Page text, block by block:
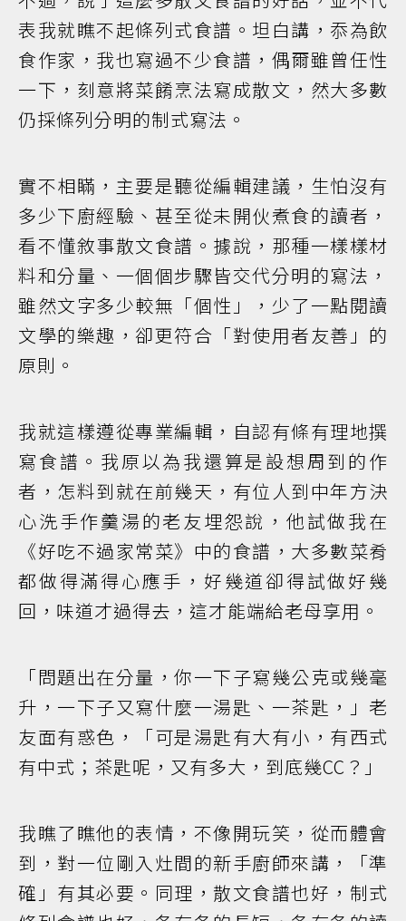
表我就瞧不起條列式食譜。坦白講，忝為飲
食作家，我也寫過不少食譜，偶爾雖曾任性
一下，刻意將菜餚烹法寫成散文，然大多數
仍採條列分明的制式寫法。
實不相瞞，主要是聽從編輯建議，生怕沒有
多少下廚經驗、甚至從未開伙煮食的讀者，
看不懂敘事散文食譜。據說，那種一樣樣材
料和分量、一個個步驟皆交代分明的寫法，
雖然文字多少較無「個性」，少了一點閱讀
文學的樂趣，卻更符合「對使用者友善」的
原則。
我就這樣遵從專業編輯，自認有條有理地撰
寫食譜。我原以為我還算是設想周到的作
者，怎料到就在前幾天，有位人到中年方決
心洗手作羹湯的老友埋怨說，他試做我在
《好吃不過家常菜》中的食譜，大多數菜肴
都做得滿得心應手，好幾道卻得試做好幾
回，味道才過得去，這才能端給老母享用。
「問題出在分量，你一下子寫幾公克或幾毫
升，一下子又寫什麼一湯匙、一茶匙，」老
友面有惑色，「可是湯匙有大有小，有西式
有中式；茶匙呢，又有多大，到底幾CC？」
我瞧了瞧他的表情，不像開玩笑，從而體會
到，對一位剛入灶間的新手廚師來講，「準
確」有其必要。同理，散文食譜也好，制式